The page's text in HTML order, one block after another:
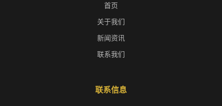
首页
关于我们
新闻资讯
联系我们
联系信息